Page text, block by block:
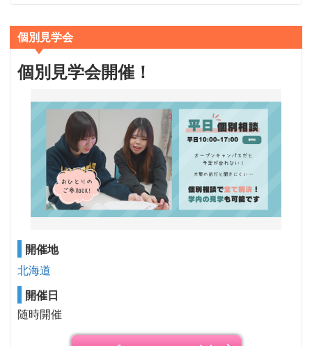
個別見学会
個別見学会開催！
開催地
北海道
開催日
随時開催